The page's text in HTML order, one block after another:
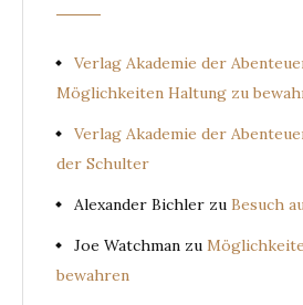
Verlag Akademie der
Möglichkeiten Haltung zu
Verlag Akademie der
der Schulter
Alexander Bichler zu Besuch
Joe Watchman zu
bewahren